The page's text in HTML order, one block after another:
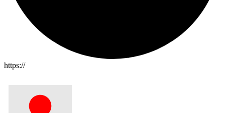
https://